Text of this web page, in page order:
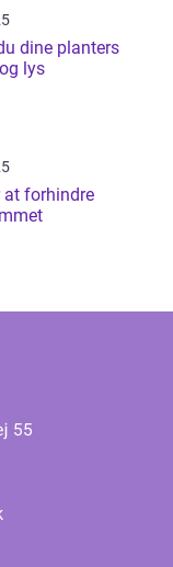
dine planters
lys
at forhindre